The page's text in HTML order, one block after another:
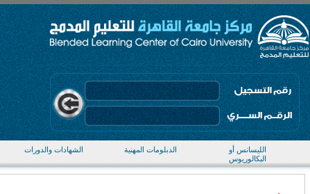
الليسانس أو
البكالوريوس
الدبلومات المهنية الشهادات والدورات